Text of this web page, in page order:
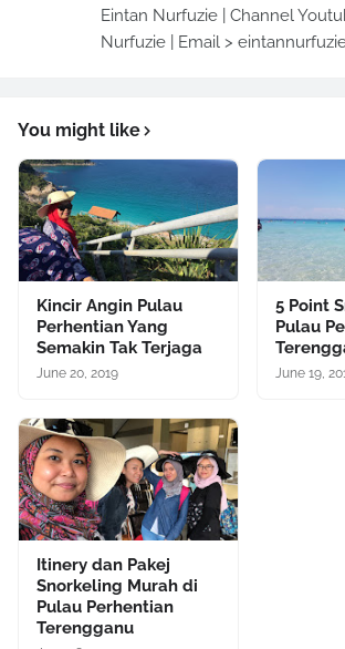
Eintan Nurfuzie | Channel
Nurfuzie | Email >
You might like
Kincir Angin Pulau
Perhentian Yang
Semakin Tak Terjaga
June 20, 2019
5 Point
Pulau
June 19,
Itinery dan Pakej
Snorkeling Murah di
Pulau Perhentian
Terengganu